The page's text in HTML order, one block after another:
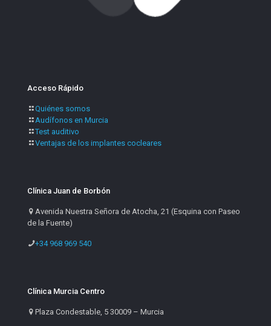
Acceso Rápido
Quiénes somos
Audífonos en Murcia
Test auditivo
Ventajas de los implantes cocleares
Clínica Juan de Borbón
Avenida Nuestra Señora de Atocha, 21 (Esquina con Paseo
de la Fuente)
+34 968 969 540
Clínica Murcia Centro
Plaza Condestable, 5 30009 – Murcia